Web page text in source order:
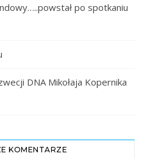
po spotkaniu
DNA Mikołaja Kopernika
KOMENTARZE